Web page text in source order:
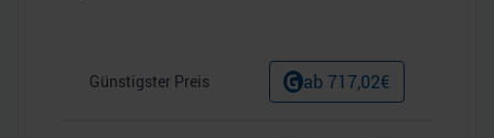
Günstigster Preis ab 717,02€